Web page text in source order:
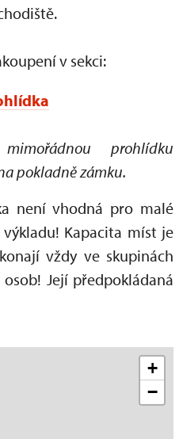
v sekci:
prohlídku
pokladně zámku.
není vhodná pro malé
Kapacita míst je
vždy ve skupinách
Její předpokládaná
+
−